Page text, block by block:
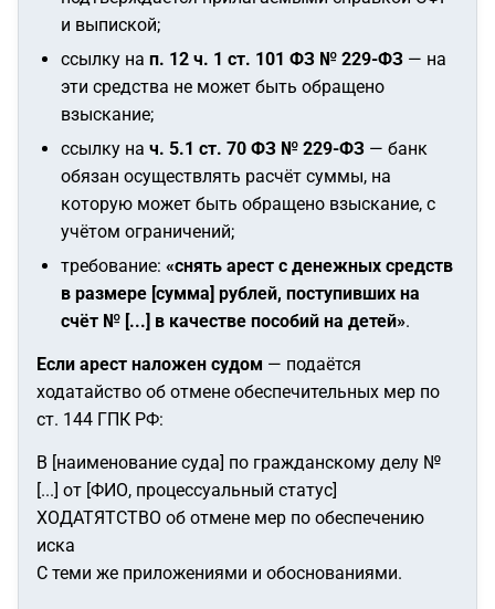
и выпиской;
ссылку на п. 12 ч. 1 ст. 101 ФЗ № 229-ФЗ — на
эти средства не может быть обращено
взыскание;
ссылку на ч. 5.1 ст. 70 ФЗ № 229-ФЗ — банк
обязан осуществлять расчёт суммы, на
которую может быть обращено взыскание, с
учётом ограничений;
требование: «снять арест с денежных средств
в размере [сумма] рублей, поступивших на
счёт № [...] в качестве пособий на детей».
Если арест наложен судом — подаётся
ходатайство об отмене обеспечительных мер по
ст. 144 ГПК РФ:
В [наименование суда] по гражданскому делу №
[...] от [ФИО, процессуальный статус]
ХОДАТЯТСТВО об отмене мер по обеспечению
иска
С теми же приложениями и обоснованиями.